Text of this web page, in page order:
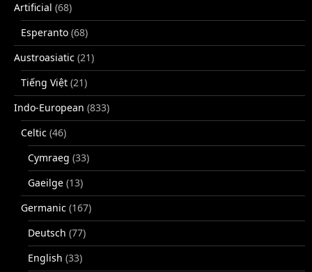
Artificial (68)
Esperanto (68)
Austroasiatic (21)
Tiếng Việt (21)
Indo-European (833)
Celtic (46)
Cymraeg (33)
Gaeilge (13)
Germanic (167)
Deutsch (77)
English (33)